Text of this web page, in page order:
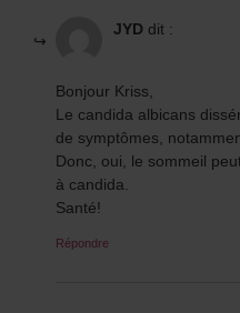
JYD dit :
Bonjour Kriss,
Le candida albicans
de symptômes,
Donc, oui, le sommeil
à candida.
Santé!
Répondre